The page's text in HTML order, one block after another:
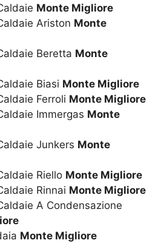
Monte Migliore
Ariston Monte
Beretta Monte
Biasi Monte Migliore
Ferroli Monte Migliore
Immergas Monte
Junkers Monte
Riello Monte Migliore
Rinnai Monte Migliore
A Condensazione
Monte Migliore